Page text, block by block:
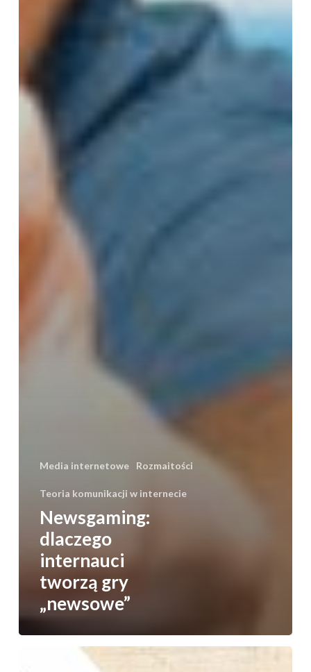
Media internetowe Rozmaitości
Teoria komunikacji w internecie
Newsgaming:
dlaczego
internauci
tworzą gry
„newsowe”